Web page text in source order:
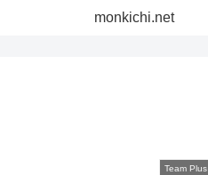
monkichi.net
Team